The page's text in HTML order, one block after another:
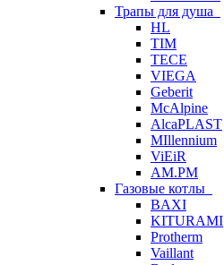
Трапы для душа
HL
TIM
TECE
VIEGA
Geberit
McAlpine
AlcaPLAST
MIllennium
ViEiR
AM.PM
Газовые котлы
BAXI
KITURAMI
Protherm
Vaillant